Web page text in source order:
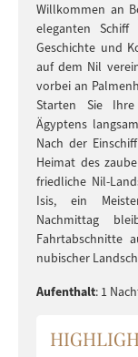
Willkommen an
eleganten
Geschichte und
auf dem Nil
vorbei an
Starten Sie Ihre
Ägyptens
Nach der
Heimat des
friedliche Nil-
Isis, ein
Nachmittag
Fahrtabschnitte
nubischer
Aufenthalt: 1